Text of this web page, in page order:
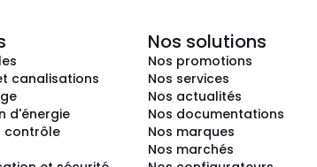
canalisations
d'énergie
contrôle
Nos solutions
Nos promotions
Nos services
Nos actualités
Nos documentations
Nos marques
Nos marchés